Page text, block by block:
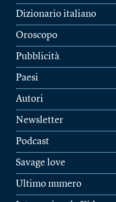
Dizionario italiano
Oroscopo
Pubblicità
Paesi
Autori
Newsletter
Podcast
Savage love
Ultimo numero